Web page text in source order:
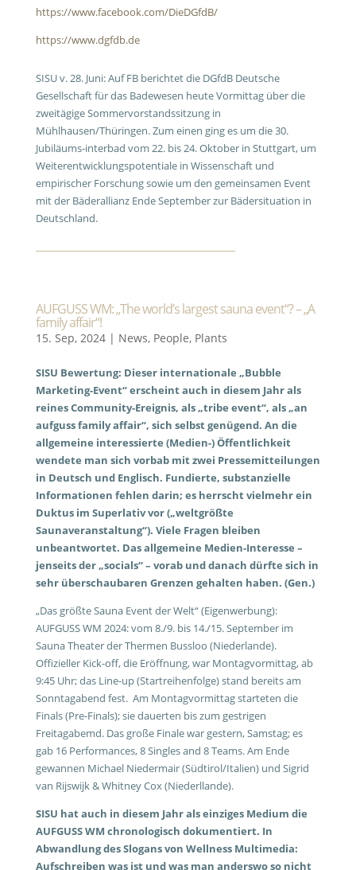
https://www.facebook.com/DieDGfdB/
https://www.dgfdb.de
SISU v. 28. Juni: Auf FB berichtet die DGfdB Deutsche
Gesellschaft für das Badewesen heute Vormittag über die
zweitägige Sommervorstandssitzung in
Mühlhausen/Thüringen. Zum einen ging es um die 30.
Jubiläums-interbad vom 22. bis 24. Oktober in Stuttgart, um
Weiterentwicklungspotentiale in Wissenschaft und
empirischer Forschung sowie um den gemeinsamen Event
mit der Bäderallianz Ende September zur Bädersituation in
Deutschland.
AUFGUSS WM: „The world’s largest sauna event“? – „A
family affair“!
15. Sep, 2024| News, People, Plants
SISU Bewertung: Dieser internationale „Bubble
Marketing-Event“ erscheint auch in diesem Jahr als
reines Community-Ereignis, als „tribe event“, als „an
aufguss family affair“, sich selbst genügend. An die
allgemeine interessierte (Medien-) Öffentlichkeit
wendete man sich vorbab mit zwei Pressemitteilungen
in Deutsch und Englisch. Fundierte, substanzielle
Informationen fehlen darin; es herrscht vielmehr ein
Duktus im Superlativ vor („weltgrößte
Saunaveranstaltung“). Viele Fragen bleiben
unbeantwortet. Das allgemeine Medien-Interesse –
jenseits der „socials“ – vorab und danach dürfte sich in
sehr überschaubaren Grenzen gehalten haben. (Gen.)
„Das größte Sauna Event der Welt“ (Eigenwerbung):
AUFGUSS WM 2024: vom 8./9. bis 14./15. September im
Sauna Theater der Thermen Bussloo (Niederlande).
Offizieller Kick-off, die Eröffnung, war Montagvormittag, ab
9:45 Uhr; das Line-up (Startreihenfolge) stand bereits am
Sonntagabend fest. Am Montagvormittag starteten die
Finals (Pre-Finals); sie dauerten bis zum gestrigen
Freitagabemd. Das große Finale war gestern, Samstag; es
gab 16 Performances, 8 Singles and 8 Teams. Am Ende
gewannen Michael Niedermair (Südtirol/Italien) und Sigrid
van Rijswijk & Whitney Cox (Niederllande).
SISU hat auch in diesem Jahr als einziges Medium die
AUFGUSS WM chronologisch dokumentiert. In
Abwandlung des Slogans von Wellness Multimedia:
Aufschreiben was ist und was man anderswo so nicht